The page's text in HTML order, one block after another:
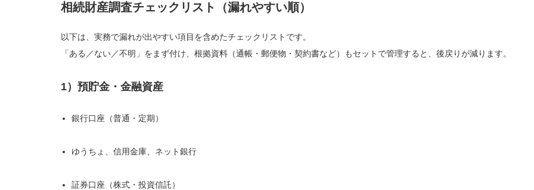
相続財産調査チェックリスト（漏れやすい順）
以下は、実務で漏れが出やすい項目を含めたチェックリストです。
「ある／ない／不明」をまず付け、根拠資料（通帳・郵便物・契約書など）もセットで管理すると、後戻りが減ります。
1）預貯金・金融資産
銀行口座（普通・定期）
ゆうちょ、信用金庫、ネット銀行
証券口座（株式・投資信託）